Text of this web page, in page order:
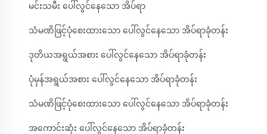
မင်းသမီး ပေါ်လွင်နေသော အိပ်ရာ
သံမဏိဖြင့်ပုံစေးထားသော ပေါ်လွင်နေသော အိပ်ရာခုံတန်း
ဒုတိယအရွယ်အစား ပေါ်လွင်နေသော အိပ်ရာခုံတန်း
ပုံမှန်အရွယ်အစား ပေါ်လွင်နေသော အိပ်ရာခုံတန်း
သံမဏိဖြင့်ပုံစေးထားသော ပေါ်လွင်နေသော အိပ်ရာခုံတန်း
အကောင်းဆုံး ပေါ်လွင်နေသော အိပ်ရာခုံတန်း